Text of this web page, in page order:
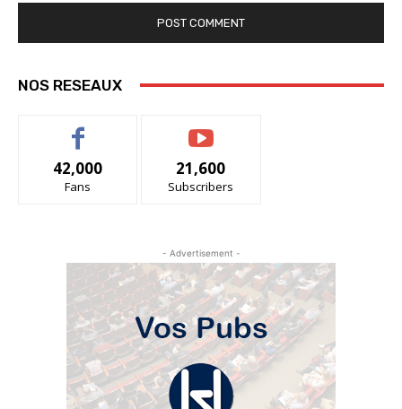
NOS RESEAUX
42,000
Fans
21,600
Subscribers
- Advertisement -